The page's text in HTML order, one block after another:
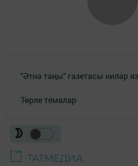
"Әтнә таңы" газетасы ниләр
Төрле темалар